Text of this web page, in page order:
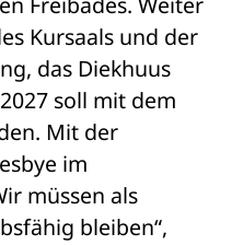
Kursaals und der
das Diekhuus
soll mit dem
Mit der
im
müssen als
bleiben“,